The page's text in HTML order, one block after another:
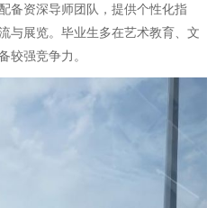
备资深导师团队，提供个性化指
与展览。毕业生多在艺术教育、文
较强竞争力。